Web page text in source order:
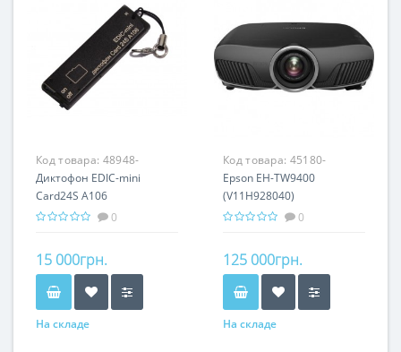
Код товара: 48948-
Диктофон EDIC-mini
Card24S A106
0
15 000грн.
На складе
Код товара: 45180-
Epson EH-TW9400
(V11H928040)
0
125 000грн.
На складе